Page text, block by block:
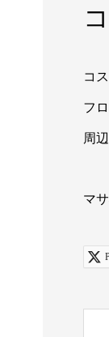
コ
フ
周
マ